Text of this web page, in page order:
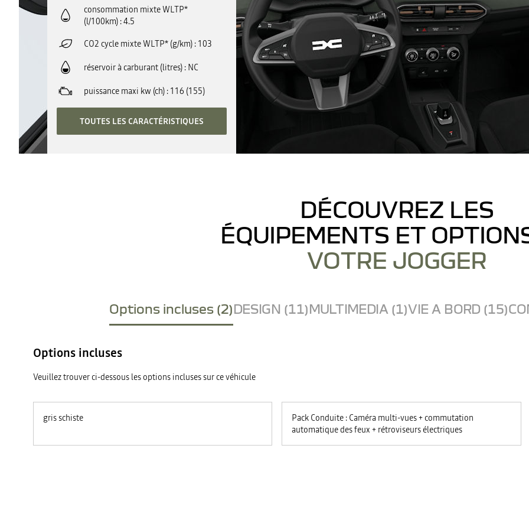
consommation mixte WLTP*
(l/100km) 4.5
CO2 cycle mixte WLTP* (g/km) 103
réservoir à carburant (litres) NC
puissance maxi kw (ch) 116 (155)
TOUTES LES CARACTÉRISTIQUES
DÉCOUVREZ LES
ÉQUIPEMENTS ET
VOTRE JOGGER
Options incluses (2)DESIGN (11)MULTIMEDIA (1)VIE A BORD (15)
Options incluses
Veuillez trouver ci-dessous les options incluses sur ce véhicule
gris schiste
Pack Conduite : Caméra multi-vues + commutation
automatique des feux + rétroviseurs électriques